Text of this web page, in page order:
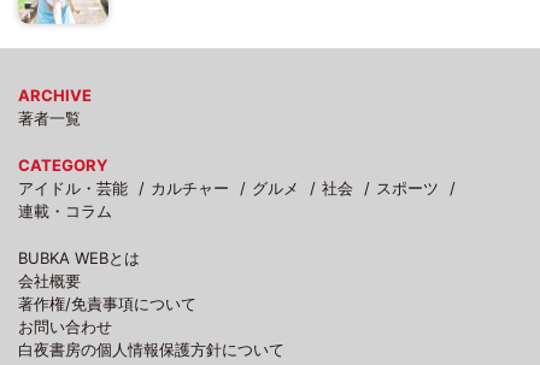
ARCHIVE
著者一覧
CATEGORY
アイドル・芸能
カルチャー グルメ 社会
スポーツ
連載・コラム
BUBKA WEBとは
会社概要
著作権/免責事項について
お問い合わせ
白夜書房の個人情報保護方針について